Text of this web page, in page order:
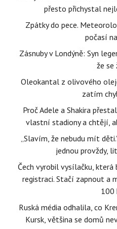
přesto přichystal
Zpátky do pece.
počasí
Zásnuby v Londýně: Syn
že se
Oleokantal z olivového
zatím
Proč Adele a Shakira
vlastní stadiony a chtějí,
„Slavím, že nebudu mít
jednou provždy,
Čech vyrobil vysílačku,
registraci. Stačí zapnout a
100
Ruská média odhalila, co
Kursk, většina se domů